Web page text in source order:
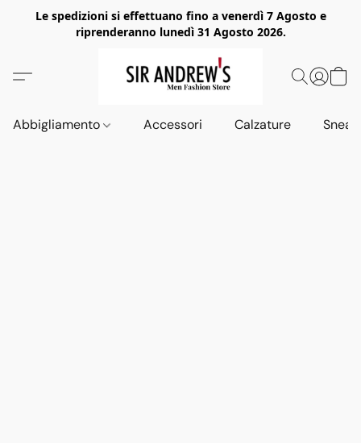
Le spedizioni si effettuano fino a venerdì 7 Agosto e
riprenderanno lunedì 31 Agosto 2026.
Abbigliamento Accessori Calzature